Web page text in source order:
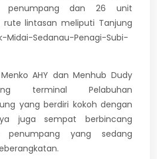
penumpang dan 26 unit
rute lintasan meliputi Tanjung
Midai-Sedanau-Penagi-Subi-
AHY dan Menhub Dudy
terminal Pelabuhan
yang berdiri kokoh dengan
juga sempat berbincang
penumpang yang sedang